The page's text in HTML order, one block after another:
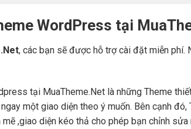
WordPress tại
, các bạn sẽ được hỗ trợ cài đặt miễn phí.
tại MuaTheme.Net là những Theme
một giao diện theo ý muốn. Bên cạnh
,giao diện kéo thả cho phép bạn chỉnh